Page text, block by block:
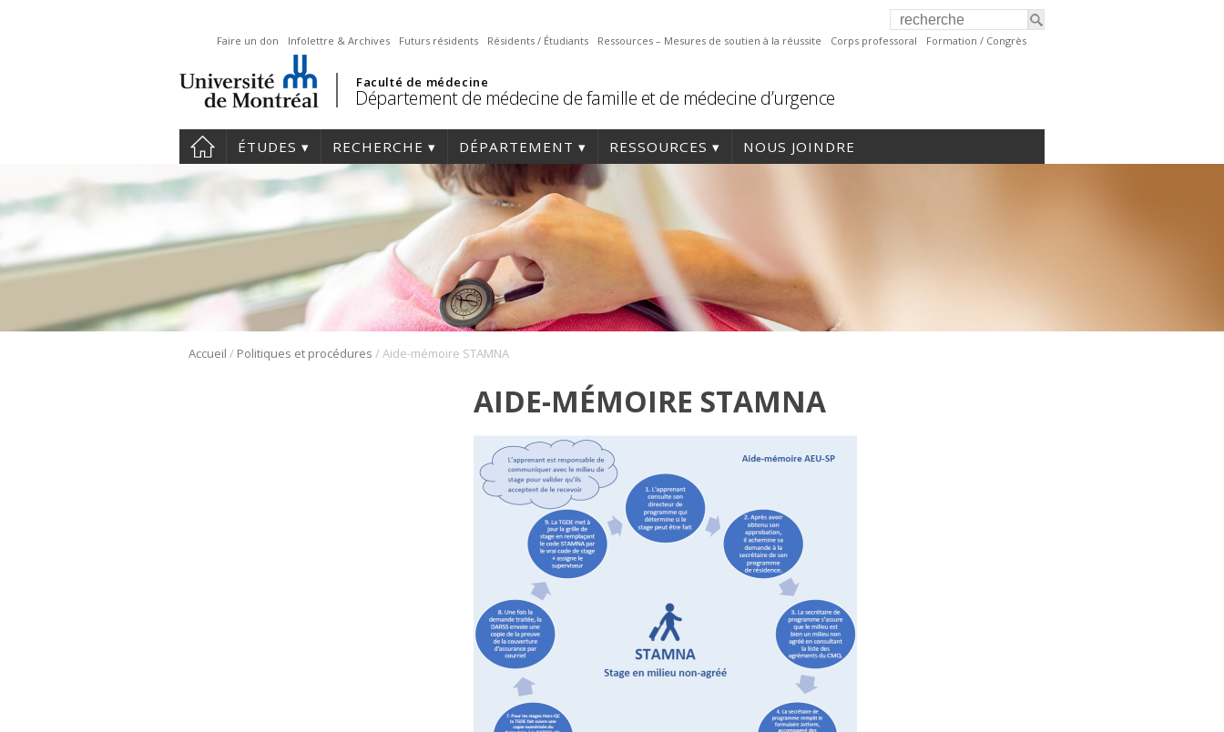
Faire un don Infolettre & Archives Futurs résidents Résidents / Étudiants Ressources – Mesures de soutien à la réussite Corps professoral Formation / Congrès
Faculté de médecine
Département de médecine de famille et de médecine d’urgence
ÉTUDES RECHERCHE DÉPARTEMENT RESSOURCES NOUS JOINDRE
Accueil / Politiques et procédures /Aide-mémoire STAMNA
AIDE-MÉMOIRE STAMNA